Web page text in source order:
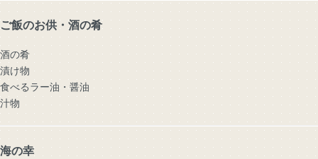
ご飯のお供・酒の肴
酒の肴
漬け物
食べるラー油・醤油
汁物
海の幸